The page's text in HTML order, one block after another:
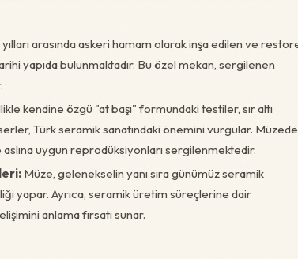
arasında askeri hamam olarak inşa edilen ve
yapıda bulunmaktadır. Bu özel mekan, sergilenen
kendine özgü "at başı" formundaki testiler, sır altı
Türk seramik sanatındaki önemini vurgular.
uygun reprodüksiyonları sergilenmektedir.
Müze, gelenekselin yanı sıra günümüz seramik
yapar. Ayrıca, seramik üretim süreçlerine dair
anlama fırsatı sunar.